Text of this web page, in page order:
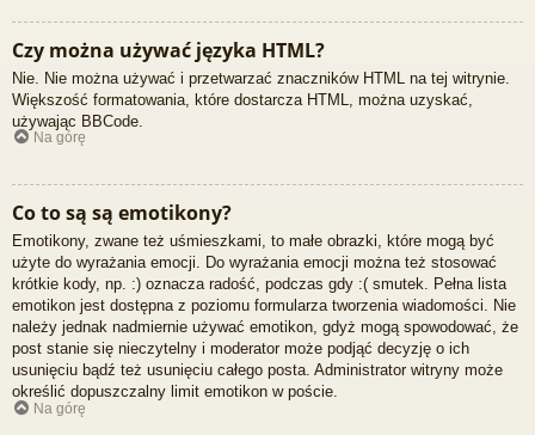
Czy można używać języka HTML?
Nie. Nie można używać i przetwarzać znaczników HTML na tej witrynie.
Większość formatowania, które dostarcza HTML, można uzyskać,
używając BBCode.
Na górę
Co to są są emotikony?
Emotikony, zwane też uśmieszkami, to małe obrazki, które mogą być
użyte do wyrażania emocji. Do wyrażania emocji można też stosować
krótkie kody, np. :) oznacza radość, podczas gdy :( smutek. Pełna lista
emotikon jest dostępna z poziomu formularza tworzenia wiadomości. Nie
należy jednak nadmiernie używać emotikon, gdyż mogą spowodować, że
post stanie się nieczytelny i moderator może podjąć decyzję o ich
usunięciu bądź też usunięciu całego posta. Administrator witryny może
określić dopuszczalny limit emotikon w poście.
Na górę